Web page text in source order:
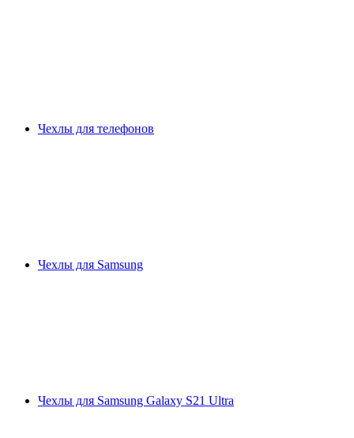
Чехлы для телефонов
Чехлы для Samsung
Чехлы для Samsung Galaxy S21 Ultra